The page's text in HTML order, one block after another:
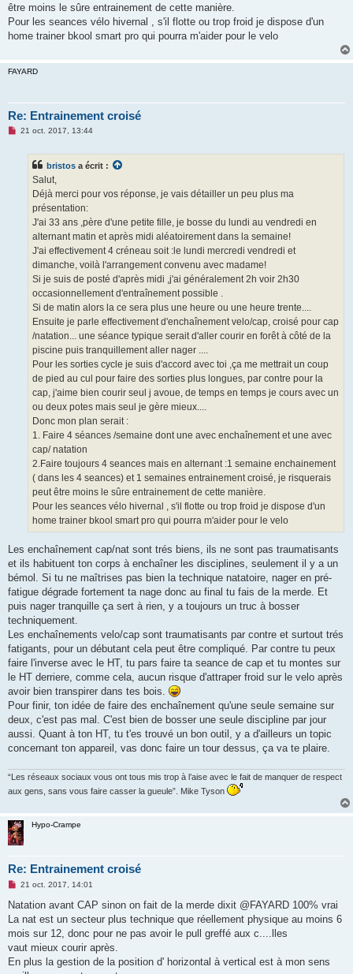
être moins le sûre entrainement de cette manière.
Pour les seances vélo hivernal , s'il flotte ou trop froid je dispose d'un
home trainer bkool smart pro qui pourra m'aider pour le velo
FAYARD
Re: Entrainement croisé
M21 oct. 2017, 13:44
bristos a écrit :
Salut,
Déjà merci pour vos réponse, je vais détailler un peu plus ma
présentation:
J'ai 33 ans ,père d'une petite fille, je bosse du lundi au vendredi en
alternant matin et après midi aléatoirement dans la semaine!
J'ai effectivement 4 créneau soit :le lundi mercredi vendredi et
dimanche, voilà l'arrangement convenu avec madame!
Si je suis de posté d'après midi ,j'ai généralement 2h voir 2h30
occasionnellement d'entraînement possible .
Si de matin alors la ce sera plus une heure ou une heure trente....
Ensuite je parle effectivement d'enchaînement velo/cap, croisé pour cap
/natation... une séance typique serait d'aller courir en forêt à côté de la
piscine puis tranquillement aller nager ....
Pour les sorties cycle je suis d'accord avec toi ,ça me mettrait un coup
de pied au cul pour faire des sorties plus longues, par contre pour la
cap, j'aime bien courir seul j avoue, de temps en temps je cours avec un
ou deux potes mais seul je gère mieux....
Donc mon plan serait :
1. Faire 4 séances /semaine dont une avec enchaînement et une avec
cap/ natation
2.Faire toujours 4 seances mais en alternant :1 semaine enchainement
( dans les 4 seances) et 1 semaines entrainement croisé, je risquerais
peut être moins le sûre entrainement de cette manière.
Pour les seances vélo hivernal , s'il flotte ou trop froid je dispose d'un
home trainer bkool smart pro qui pourra m'aider pour le velo
Les enchaînement cap/nat sont trés biens, ils ne sont pas traumatisants
et ils habituent ton corps à enchaîner les disciplines, seulement il y a un
bémol. Si tu ne maîtrises pas bien la technique natatoire, nager en pré-
fatigue dégrade fortement ta nage donc au final tu fais de la merde. Et
puis nager tranquille ça sert à rien, y a toujours un truc à bosser
techniquement.
Les enchaînements velo/cap sont traumatisants par contre et surtout trés
fatigants, pour un débutant cela peut être compliqué. Par contre tu peux
faire l'inverse avec le HT, tu pars faire ta seance de cap et tu montes sur
le HT derriere, comme cela, aucun risque d'attraper froid sur le velo après
avoir bien transpirer dans tes bois.
Pour finir, ton idée de faire des enchaînement qu'une seule semaine sur
deux, c'est pas mal. C'est bien de bosser une seule discipline par jour
aussi. Quant à ton HT, tu t'es trouvé un bon outil, y a d'ailleurs un topic
concernant ton appareil, vas donc faire un tour dessus, ça va te plaire.
“Les réseaux sociaux vous ont tous mis trop à l’aise avec le fait de manquer de respect
aux gens, sans vous faire casser la gueule”. Mike Tyson
Hypo-Crampe
Re: Entrainement croisé
M
s
a
g
n
o
21 oct. 2017, 14:01
Natation avant CAP sinon on fait de la merde dixit @FAYARD 100% vrai
La nat est un secteur plus technique que réellement physique au moins 6
mois sur 12, donc pour ne pas avoir le pull greffé aux c....lles
vaut mieux courir après.
En plus la gestion de la position d' horizontal à vertical est à mon sens